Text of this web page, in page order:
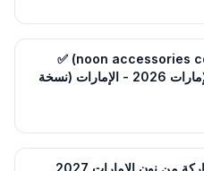
noon accessories coupon (RAMY25) ✅
حصرى 10% فى الإمارات 2026 - الإمارات (نسخة